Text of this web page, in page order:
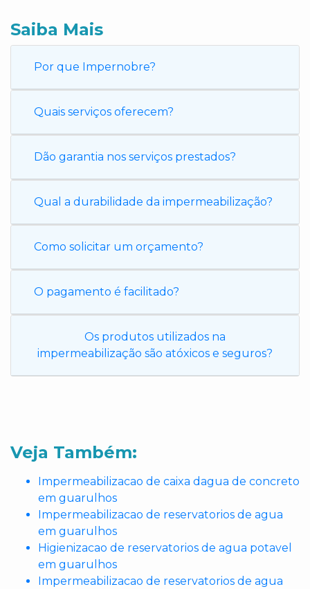
Saiba Mais
Por que Impernobre?
Quais serviços oferecem?
Dão garantia nos serviços prestados?
Qual a durabilidade da impermeabilização?
Como solicitar um orçamento?
O pagamento é facilitado?
Os produtos utilizados na
impermeabilização são atóxicos e seguros?
Veja Também:
Impermeabilizacao de caixa dagua de concreto
em guarulhos
Impermeabilizacao de reservatorios de agua
em guarulhos
Higienizacao de reservatorios de agua potavel
em guarulhos
Impermeabilizacao de reservatorios de agua